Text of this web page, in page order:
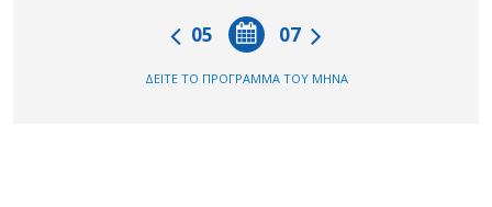
07
05
ΔΕΙΤΕ ΤΟ ΠΡΟΓΡΑΜΜΑ ΤΟΥ ΜΗΝΑ